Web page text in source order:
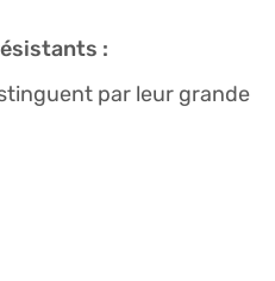
:
par leur grande